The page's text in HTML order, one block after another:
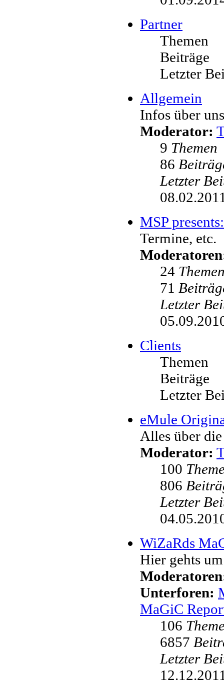
Partner
Themen
Beiträge
Letzter
Allgemein
Infos über
Moderator:
9 Themen
86
Letzter
MSP
Termine, etc.
24
71
Letzter
Clients
Themen
Beiträge
Letzter
eMule
Alles über
Moderator:
100
806
Letzter
WiZaRds
Hier gehts
Unterforen:
MaGiC
106
6857
Letzter